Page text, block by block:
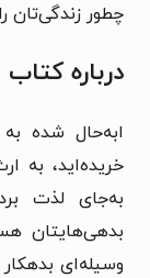
چطور زندگی‌تان
درباره
ابه‌حال شده به
خریده‌اید، به
به‌جای لذت
بدهی‌هایتان
وسیله‌ای